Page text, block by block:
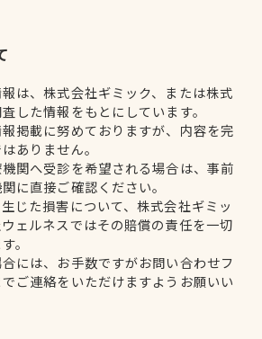
は、株式会社ギミック、または株式
した情報をもとにしています。
掲載に努めておりますが、内容を完
ありません。
関へ受診を希望される場合は、事前
に直接ご確認ください。
じた損害について、株式会社ギミッ
ェルネスではその賠償の責任を一切
。
には、お手数ですがお問い合わせフ
ご連絡をいただけますようお願いい